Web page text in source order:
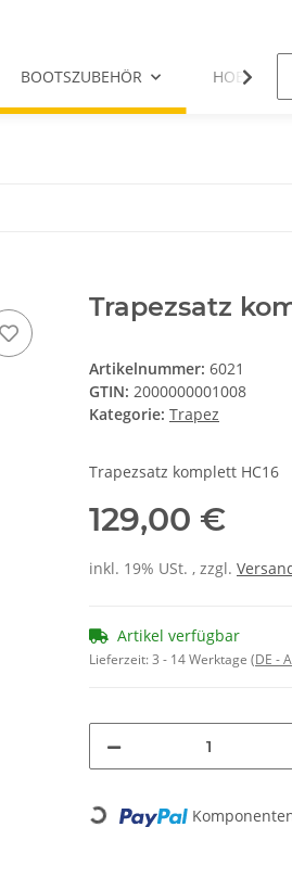
BOOTSZUBEHÖR HOBIE-
Trapezsatz
Artikelnummer: 6021
GTIN: 2000000001008
Kategorie: Trapez
Trapezsatz komplett HC16
129,00 €
inkl. 19% USt. , zzgl.
Artikel verfügbar
Lieferzeit:3 - 14 Werktage (DE -
Loading...